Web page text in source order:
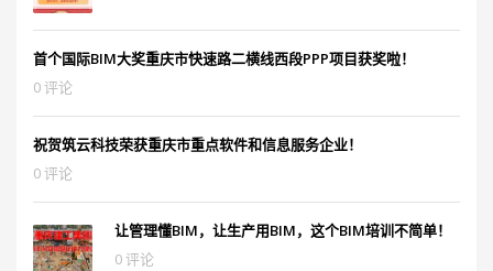
首个国际BIM大奖重庆市快速路二横线西段PPP项目获奖啦！
0 评论
祝贺筑云科技荣获重庆市重点软件和信息服务企业！
0 评论
让管理懂BIM，让生产用BIM，这个BIM培训不简单！
0 评论